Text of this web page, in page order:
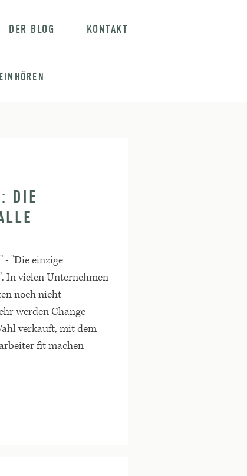
DER BLOG KONTAKT
DIE
- "Die einzige
In vielen Unternehmen
noch nicht
werden Change-
verkauft, mit dem
fit machen